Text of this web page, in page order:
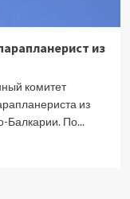
из
комитет
из
Балкарии. По...